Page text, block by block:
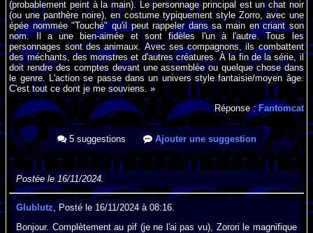
(probablement peint à la main). Le personnage principal est un chat noir
(ou une panthère noire), en costume typiquement style Zorro, avec une
épée nommée "Touché" qu'il peut rappeler dans sa main en criant son
nom. Il a une bien-aimée et sont fidèles l'un à l'autre. Tous les
personnages sont des animaux. Avec ses compagnons, ils combattent
des méchants, des monstres et d'autres créatures. À la fin de la série, il
doit rendre des comptes devant une assemblée ou quelque chose dans
le genre. L'action se passe dans un univers style fantaisie/moyen âge.
C'est tout ce dont je me souviens. »
Réponse : Fantomcat
5 suggestions Ajouter une suggestion
Postée le 16/11/2024.
Glublutz , Posté le 16/11/2024 à 08:16.
Bonjour. Complètement au pif (je ne l'ai pas vu), Zorori le magnifique